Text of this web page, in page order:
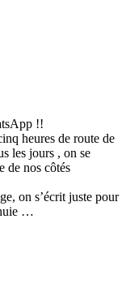
!!
heures de route de
les jours , on se
de nos côtés
on s’écrit juste pour
…